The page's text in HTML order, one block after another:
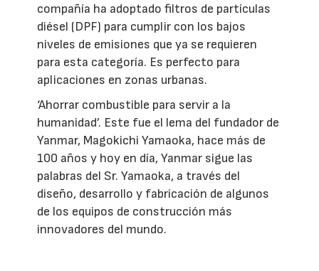
compañía ha adoptado filtros de partículas
diésel (DPF) para cumplir con los bajos
niveles de emisiones que ya se requieren
para esta categoría. Es perfecto para
aplicaciones en zonas urbanas.
‘Ahorrar combustible para servir a la
humanidad’. Este fue el lema del fundador de
Yanmar, Magokichi Yamaoka, hace más de
100 años y hoy en día, Yanmar sigue las
palabras del Sr. Yamaoka, a través del
diseño, desarrollo y fabricación de algunos
de los equipos de construcción más
innovadores del mundo.